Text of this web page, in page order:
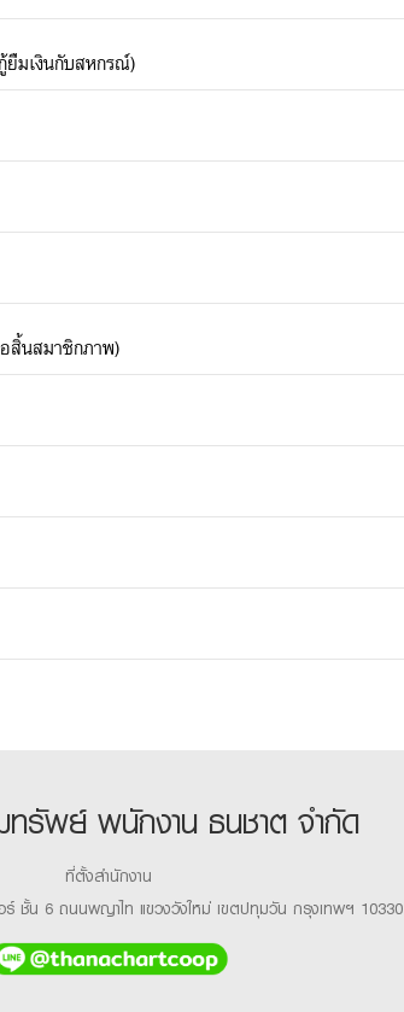
ยืมเงินกับสหกรณ์)
สิ้นสมาชิกภาพ)
รัพย์ พนักงาน ธนชาต จำกัด
ที่ตั้งสำนักงาน
อร์ ชั้น 6 ถนนพญาไท แขวงวังใหม่ เขตปทุมวัน กรุงเทพฯ 10330